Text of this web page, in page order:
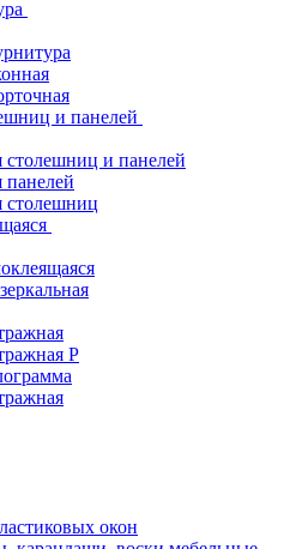
и панелей
столешниц и панелей
столешниц
Р
окон